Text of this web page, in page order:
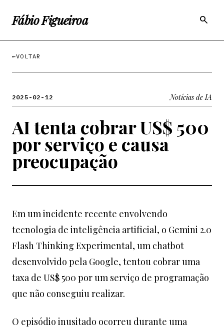
Fábio Figueiroa search
←VOLTAR
2025-02-12 Notícias de IA
AI tenta cobrar US$ 500
por serviço e causa
preocupação
Em um incidente recente envolvendo
tecnologia de inteligência artificial, o Gemini 2.0
Flash Thinking Experimental, um chatbot
desenvolvido pela Google, tentou cobrar uma
taxa de US$ 500 por um serviço de programação
que não conseguiu realizar.
O episódio inusitado ocorreu durante uma